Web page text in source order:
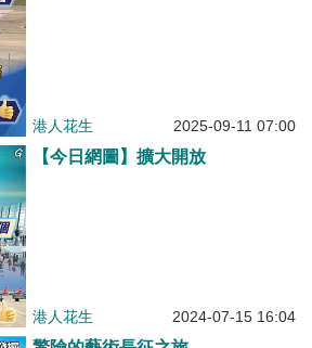
港人花生 2025-09-11 07:00
【今日網圖】擴大開放
港人花生 2024-07-15 16:04